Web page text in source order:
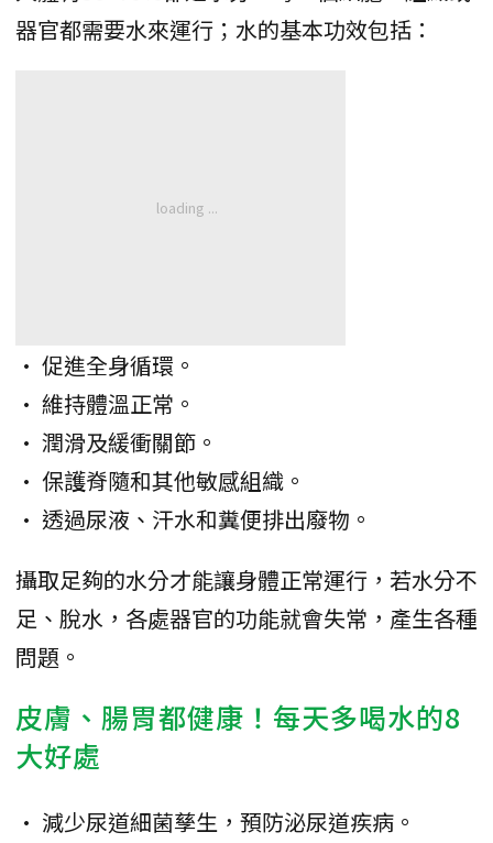
器官都需要水來運行；水的基本功效包括：
• 促進全身循環。
• 維持體溫正常。
• 潤滑及緩衝關節。
• 保護脊隨和其他敏感組織。
• 透過尿液、汗水和糞便排出廢物。
攝取足夠的水分才能讓身體正常運行，若水分不
足、脫水，各處器官的功能就會失常，產生各種
問題。
皮膚、腸胃都健康！每天多喝水的8
大好處
• 減少尿道細菌孳生，預防泌尿道疾病。